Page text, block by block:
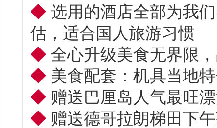
◆ 选用的酒店全部为我
估，适合国人旅游习惯
◆ 全心升级美食无界限
◆ 美食配套：机具当地
◆ 赠送巴厘岛人气最旺
◆ 赠送德哥拉朗梯田下